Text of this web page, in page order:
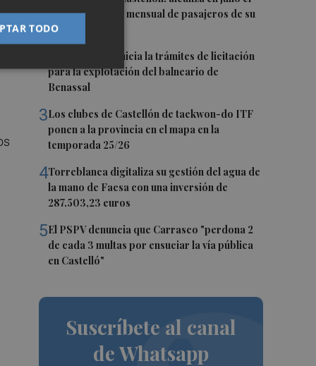
mejor resultado mensual de pasajeros de su
historia
La Diputación inicia la trámites de licitación
para la explotación del balneario de
Benassal
3Los clubes de Castellón de taekwon-do ITF
ponen a la provincia en el mapa en la
temporada 25/26
4Torreblanca digitaliza su gestión del agua de
la mano de Facsa con una inversión de
287.503,23 euros
5El PSPV denuncia que Carrasco "perdona 2
de cada 3 multas por ensuciar la vía pública
en Castelló"
Suscríbete al canal
de Whatsapp
TODO